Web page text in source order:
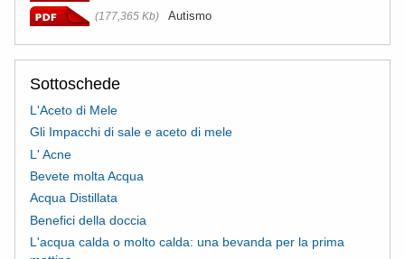
(177,365 Kb) Autismo
Sottoschede
L'Aceto di Mele
Gli Impacchi di sale e aceto di mele
L' Acne
Bevete molta Acqua
Acqua Distillata
Benefici della doccia
L'acqua calda o molto calda: una bevanda per la prima